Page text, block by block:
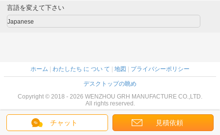
タオルと衣類レー
ル球形フランジフ
チャット 見積依頼
言語を変えて下さい
Japanese
ホーム | わたしたち に つい て | 地図 | プライバシーポリシー
デスクトップの眺め
Copyright © 2018 - 2026 WENZHOU GRH MANUFACTURE CO.,LTD.
All rights reserved.